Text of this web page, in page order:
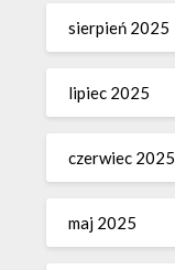
sierpień 2025
lipiec 2025
czerwiec 2025
maj 2025